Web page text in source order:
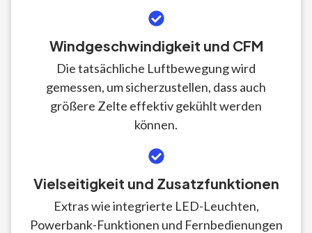
Windgeschwindigkeit und CFM
Die tatsächliche Luftbewegung wird
gemessen, um sicherzustellen, dass auch
größere Zelte effektiv gekühlt werden
können.
Vielseitigkeit und Zusatzfunktionen
Extras wie integrierte LED-Leuchten,
Powerbank-Funktionen und Fernbedienungen